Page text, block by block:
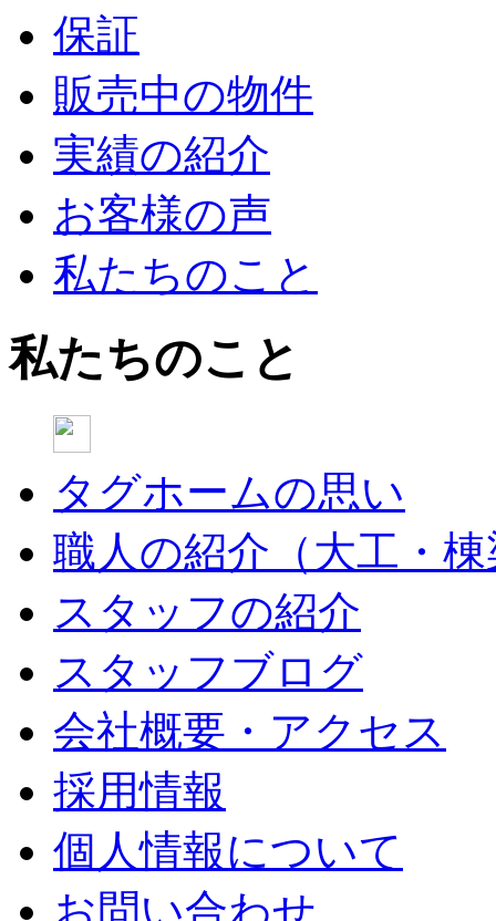
保証
販売中の物件
実績の紹介
お客様の声
私たちのこと
私たちのこと
タグホームの思い
職人の紹介（大工・
スタッフの紹介
スタッフブログ
会社概要・アクセス
採用情報
個人情報について
お問い合わせ